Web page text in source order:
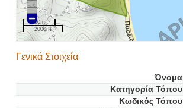
500 m
2000 ft
Γενικά Στοιχεία
Όνομα
Κατηγορία Τόπου
Κωδικός Τόπου